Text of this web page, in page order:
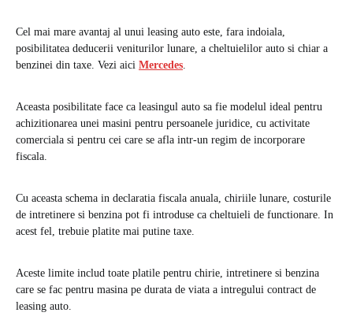
Cel mai mare avantaj al unui leasing auto este, fara indoiala,
posibilitatea deducerii veniturilor lunare, a cheltuielilor auto si chiar a
benzinei din taxe. Vezi aici Mercedes
Aceasta posibilitate face ca leasingul auto sa fie modelul ideal pentru
achizitionarea unei masini pentru persoanele juridice, cu activitate
comerciala si pentru cei care se afla intr-un regim de incorporare
fiscala.
Cu aceasta schema in declaratia fiscala anuala, chiriile lunare, costurile
de intretinere si benzina pot fi introduse ca cheltuieli de functionare. In
acest fel, trebuie platite mai putine taxe.
Aceste limite includ toate platile pentru chirie, intretinere si benzina
care se fac pentru masina pe durata de viata a intregului contract de
leasing auto.